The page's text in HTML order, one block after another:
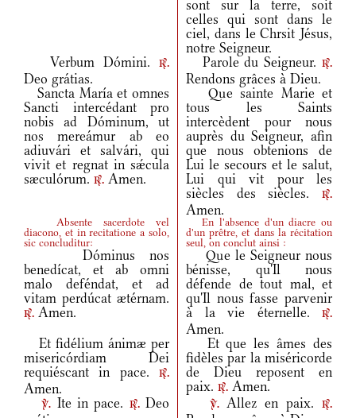
sont sur la terre, soit
celles qui sont dans le
ciel, dans le Chrsit Jésus,
notre Seigneur.
Verbum Dómini.
r.
Deo grátias.
Parole du Seigneur. r.
Rendons grâces à Dieu.
Sancta María et omnes
Sancti intercédant pro
nobis ad Dóminum, ut
nos mereámur ab eo
adiuvári et salvári, qui
vivit et regnat in sǽcula
sæculórum. r. Amen.
Que sainte Marie et
tous les Saints
intercèdent pour nous
auprès du Seigneur, afin
que nous obtenions de
Lui le secours et le salut,
Lui qui vit pour les
siècles des siècles.
r.
Amen.
Absente sacerdote vel
diacono, et in recitatione a solo,
sic concluditur:
En l'absence d'un diacre ou
d'un prêtre, et dans la récitation
seul, on conclut ainsi :
Dóminus nos
benedícat, et ab omni
malo deféndat, et ad
vitam perdúcat ætérnam.
r. Amen.
Que le Seigneur nous
bénisse, qu'Il nous
défende de tout mal, et
qu'Il nous fasse parvenir
à la vie éternelle.
r.
Amen.
Et fidélium ánimæ per
misericórdiam Dei
requiéscant in pace.
r.
Amen.
Et que les âmes des
fidèles par la miséricorde
de Dieu reposent en
paix. r. Amen.
v. Ite in pace. r.Deo
v.Allez en paix.r.